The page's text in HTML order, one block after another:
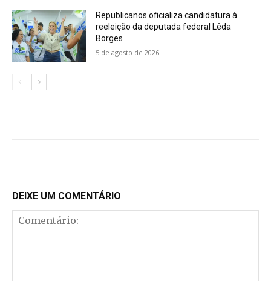
Republicanos oficializa candidatura à
reeleição da deputada federal Lêda
Borges
5 de agosto de 2026
DEIXE UM COMENTÁRIO